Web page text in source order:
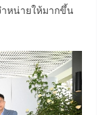
ำหน่ายให้มากขึ้น